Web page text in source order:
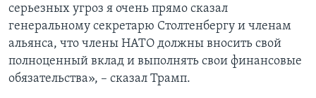
серьезных угроз я очень прямо сказал
генеральному секретарю Столтенбергу и членам
альянса, что члены НАТО должны вносить свой
полноценный вклад и выполнять свои финансовые
обязательства», – сказал Трамп.